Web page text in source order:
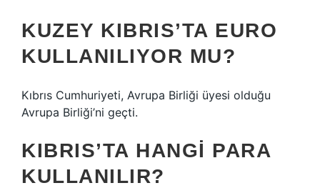
KUZEY KIBRIS’TA EURO
KULLANILIYOR MU?
Kıbrıs Cumhuriyeti, Avrupa Birliği üyesi olduğu
Avrupa Birliği’ni geçti.
KIBRIS’TA HANGI PARA
KULLANILIR?